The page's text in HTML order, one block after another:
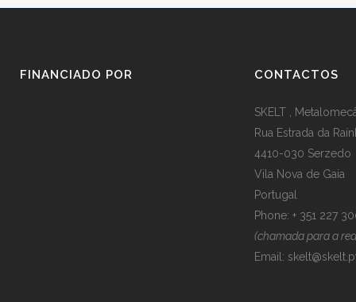
FINANCIADO POR CONTACTOS
SKELT ,
Rua Estrada da
4410-030 Serzedo
Vila Nova de Gaia
Portugal
Phone: + 351 227
(chamada para a
Email: